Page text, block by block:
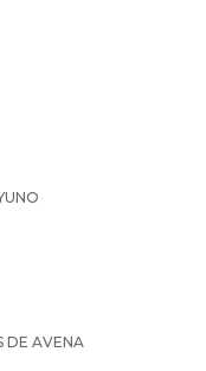
DE AVENA